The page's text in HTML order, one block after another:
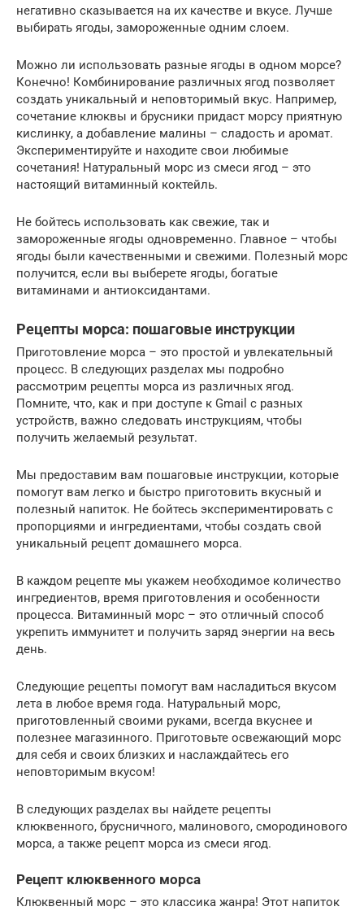
негативно сказывается на их качестве и вкусе. Лучше
выбирать ягоды, замороженные одним слоем.
Можно ли использовать разные ягоды в одном морсе?
Конечно! Комбинирование различных ягод позволяет
создать уникальный и неповторимый вкус. Например,
сочетание клюквы и брусники придаст морсу приятную
кислинку, а добавление малины – сладость и аромат.
Экспериментируйте и находите свои любимые
сочетания! Натуральный морс из смеси ягод – это
настоящий витаминный коктейль.
Не бойтесь использовать как свежие, так и
замороженные ягоды одновременно. Главное – чтобы
ягоды были качественными и свежими. Полезный морс
получится, если вы выберете ягоды, богатые
витаминами и антиоксидантами.
Рецепты морса: пошаговые инструкции
Приготовление морса – это простой и увлекательный
процесс. В следующих разделах мы подробно
рассмотрим рецепты морса из различных ягод.
Помните, что, как и при доступе к Gmail с разных
устройств, важно следовать инструкциям, чтобы
получить желаемый результат.
Мы предоставим вам пошаговые инструкции, которые
помогут вам легко и быстро приготовить вкусный и
полезный напиток. Не бойтесь экспериментировать с
пропорциями и ингредиентами, чтобы создать свой
уникальный рецепт домашнего морса.
В каждом рецепте мы укажем необходимое количество
ингредиентов, время приготовления и особенности
процесса. Витаминный морс – это отличный способ
укрепить иммунитет и получить заряд энергии на весь
день.
Следующие рецепты помогут вам насладиться вкусом
лета в любое время года. Натуральный морс,
приготовленный своими руками, всегда вкуснее и
полезнее магазинного. Приготовьте освежающий морс
для себя и своих близких и наслаждайтесь его
неповторимым вкусом!
В следующих разделах вы найдете рецепты
клюквенного, брусничного, малинового, смородинового
морса, а также рецепт морса из смеси ягод.
Рецепт клюквенного морса
Клюквенный морс – это классика жанра! Этот напиток